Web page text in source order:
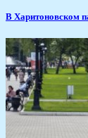
В Харитоновском